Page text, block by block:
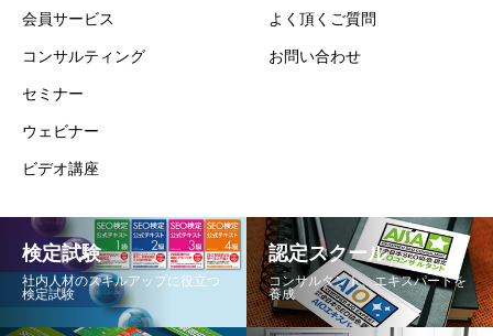
会員サービス
コンサルティング
セミナー
ウェビナー
ビデオ講座
よく頂くご質問
お問い合わせ
検定試験
社内人材のスキルアップに役立つ
検定試験
認定スクール
コンサルタント、エキスパートを
養成